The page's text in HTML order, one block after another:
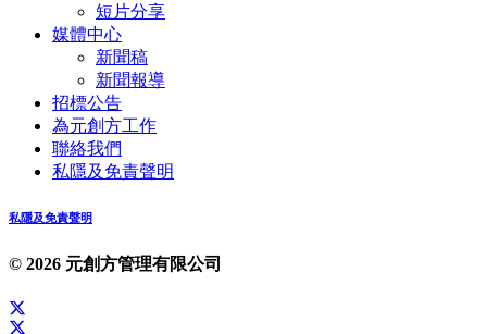
短片分享
媒體中心
新聞稿
新聞報導
招標公告
為元創方工作
聯絡我們
私隱及免責聲明
私隱及免責聲明
© 2026 元創方管理有限公司